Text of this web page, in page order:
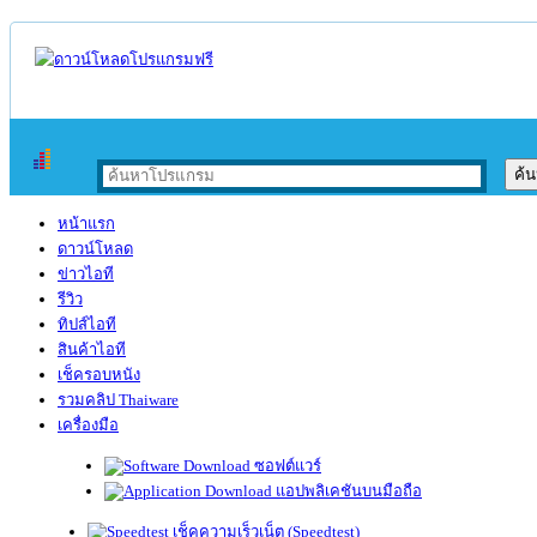
หน้าแรก
ดาวน์โหลด
ข่าวไอที
รีวิว
ทิปส์ไอที
สินค้าไอที
เช็ครอบหนัง
รวมคลิป Thaiware
เครื่องมือ
ซอฟต์แวร์
แอปพลิเคชันบนมือถือ
เช็คความเร็วเน็ต (Speedtest)